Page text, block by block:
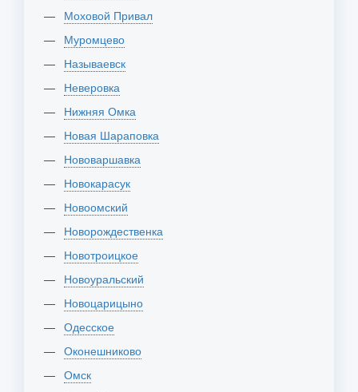
Моховой Привал
Муромцево
Называевск
Неверовка
Нижняя Омка
Новая Шараповка
Нововаршавка
Новокарасук
Новоомский
Новорождественка
Новотроицкое
Новоуральский
Новоцарицыно
Одесское
Оконешниково
Омск